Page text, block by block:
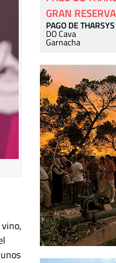
GRAN RESERVA
PAGO DE THARSYS
DO Cava
Garnacha